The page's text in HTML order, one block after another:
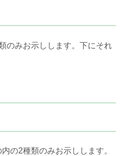
のみお示しします。下にそれ
の2種類のみお示しします。